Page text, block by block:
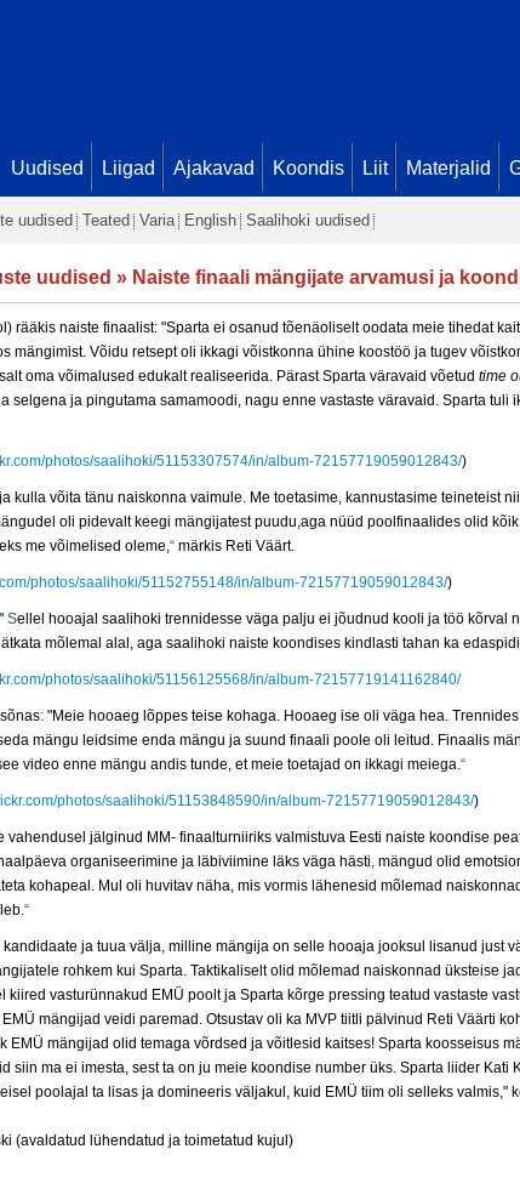
Uudised Liigad Ajakavad Koondis Liit Materjalid
uudised Teated Varia English Saalihoki uudised
uudised » Naiste finaali mängijate arvamusi ja
rääkis naiste finaalist: "Sparta ei osanud tõenäoliselt oodata meie tihedat
mängimist. Võidu retsept oli ikkagi võistkonna ühine koostöö ja tugev
oma võimalused edukalt realiseerida. Pärast Sparta väravaid võetud time
selgena ja pingutama samamoodi, nagu enne vastaste väravaid. Sparta tuli
photos/saalihoki/51153307574/in/album-72157719059012843/)
kulla võita tänu naiskonna vaimule. Me toetasime, kannustasime teineteist
oli pidevalt keegi mängijatest puudu,aga nüüd poolfinaalides olid
me võimelised oleme,“ märkis Reti Väärt.
photos/saalihoki/51152755148/in/album-72157719059012843/)
" Sellel hooajal saalihoki trennidesse väga palju ei jõudnud kooli ja töö kõrval
mõlemal alal, aga saalihoki naiste koondises kindlasti tahan ka
photos/saalihoki/51156125568/in/album-72157719141162840/
: "Meie hooaeg lõppes teise kohaga. Hooaeg ise oli väga hea.
mängu leidsime enda mängu ja suund finaali poole oli leitud. Finaalis
video enne mängu andis tunde, et meie toetajad on ikkagi meiega.“
photos/saalihoki/51153848590/in/album-72157719059012843/)
vahendusel jälginud MM- finaalturniiriks valmistuva Eesti naiste koondise
organiseerimine ja läbiviimine läks väga hästi, mängud olid
kohapeal. Mul oli huvitav näha, mis vormis lähenesid mõlemad
“
ja tuua välja, milline mängija on selle hooaja jooksul lisanud just
rohkem kui Sparta. Taktikaliselt olid mõlemad naiskonnad üksteise
kiired vasturünnakud EMÜ poolt ja Sparta kõrge pressing teatud vastaste
mängijad veidi paremad. Otsustav oli ka MVP tiitli pälvinud Reti Väärti
EMÜ mängijad olid temaga võrdsed ja võitlesid kaitses! Sparta koosseisus
siin ma ei imesta, sest ta on ju meie koondise number üks. Sparta liider
poolajal ta lisas ja domineeris väljakul, kuid EMÜ tiim oli selleks valmis,"
(avaldatud lühendatud ja toimetatud kujul)